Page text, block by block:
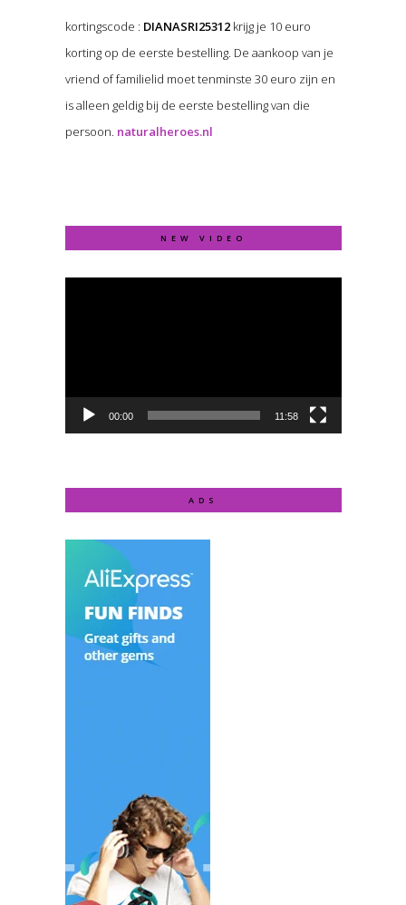
kortingscode : DIANASRI25312krijg je 10 euro
korting op de eerste bestelling. De aankoop van je
vriend of familielid moet tenminste 30 euro zijn en
is alleen geldig bij de eerste bestelling van die
persoon. naturalheroes.nl
NEW VIDEO
Video
00:00 11:58
ADS